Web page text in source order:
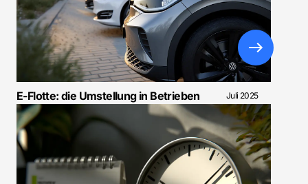
E-Flotte: die Umstellung in Betrieben Juli 2025